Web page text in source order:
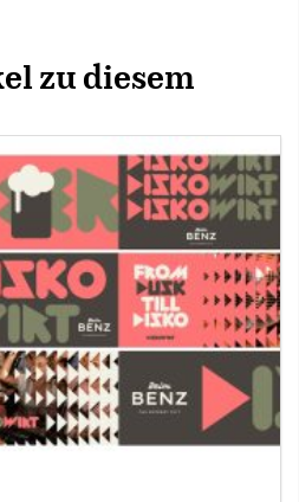
zu diesem